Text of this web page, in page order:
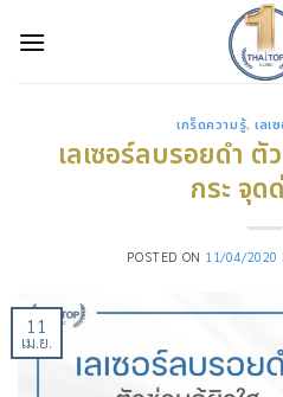
เกร็ดความรู้,เลเ
เลเซอร์ลบรอยดำ
กระ จุด
POSTED ON 11/04/2020
11
เม.ย.